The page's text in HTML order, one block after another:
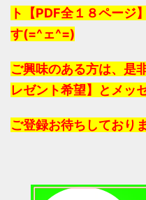
ト【PDF全１８ページ
す(=^ェ^=)
ご興味のある方は、是
レゼント希望】とメッ
ご登録お待ちしておりま